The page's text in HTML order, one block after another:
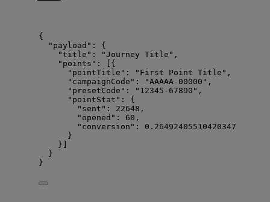
{
"payload" : {
"title" : "Journey Title " ,
"points" : [{
"pointTitle" : " First Point Title " ,
"campaignCode" : "AAAAA-00000 " ,
"presetCode" : " 12345-67890 " ,
"pointStat" : {
"sent" : 22648 ,
"opened" : 60 ,
"conversion" : 0.26492405510420347
}
}]
}
}